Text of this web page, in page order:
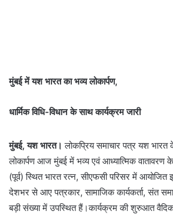
मुंबई में यश भारत का भव्य लोकार्पण,
धार्मिक विधि-विधान के साथ कार्यक्रम जारी
मुंबई, यश भारत। लोकप्रिय समाचार पत्र यश भारत
लोकार्पण आज मुंबई में भव्य एवं आध्यात्मिक वातावरण
(पूर्व) स्थित भारत रत्न, सीएफसी परिसर में आयोजित
देशभर से आए पत्रकार, सामाजिक कार्यकर्ता, संत
बड़ी संख्या में उपस्थित हैं।कार्यक्रम की शुरुआत वैदिक